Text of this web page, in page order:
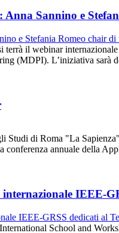
Sannino e
il webinar
(MDPI). L’iniziativa
Studi di Roma "La
conferenza annuale della
IEEE-
School and